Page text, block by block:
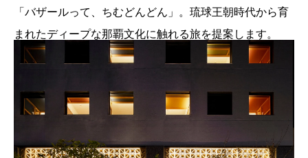
「バザールって、ちむどんどん」。琉球王朝時代から育
まれたディープな那覇文化に触れる旅を提案します。